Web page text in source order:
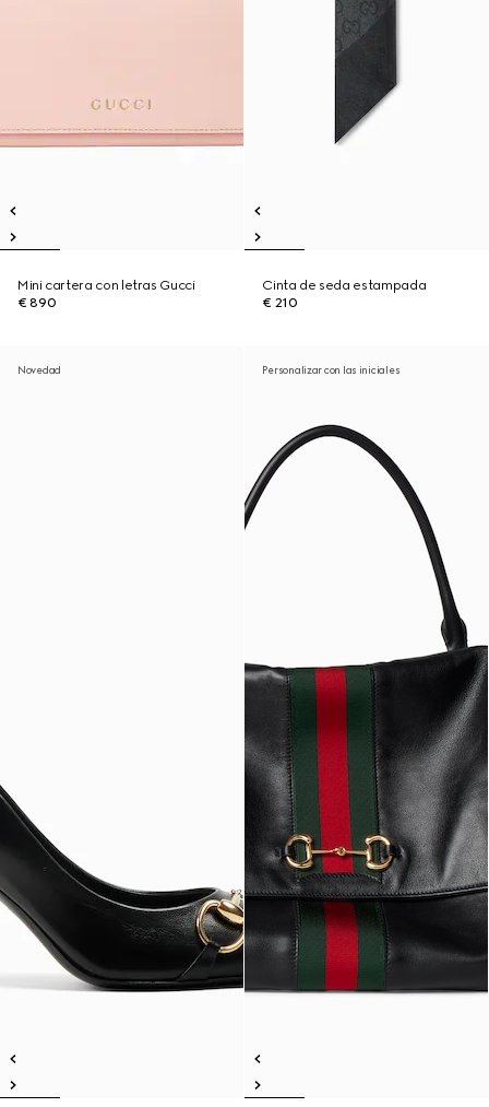
Mini cartera con letras Gucci
€ 890
Cinta de seda estampada
€ 210
Novedad Personalizar con las iniciales